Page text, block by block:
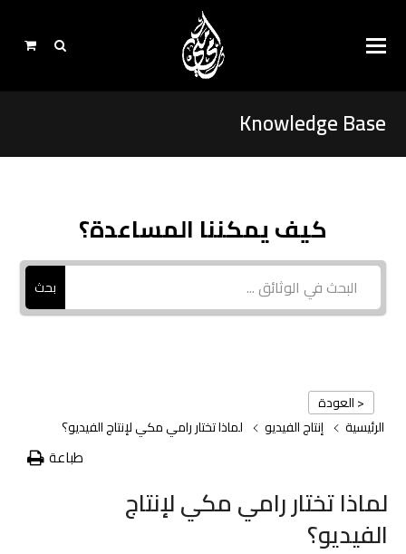
Knowledge Base
كيف يمكننا المساعدة؟
بحث
< العودة
الرئيسية
إنتاج الفيديو لماذا تختار رامي مكي لإنتاج الفيديو؟
طباعة
لماذا تختار رامي مكي لإنتاج
الفيديو؟